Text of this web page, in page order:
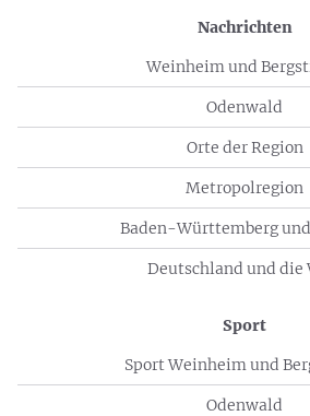
Nachrichten
Weinheim und
Odenwald
Orte der Region
Metropolregion
Baden-Württemberg
Deutschland und die
Sport
Sport Weinheim und
Odenwald